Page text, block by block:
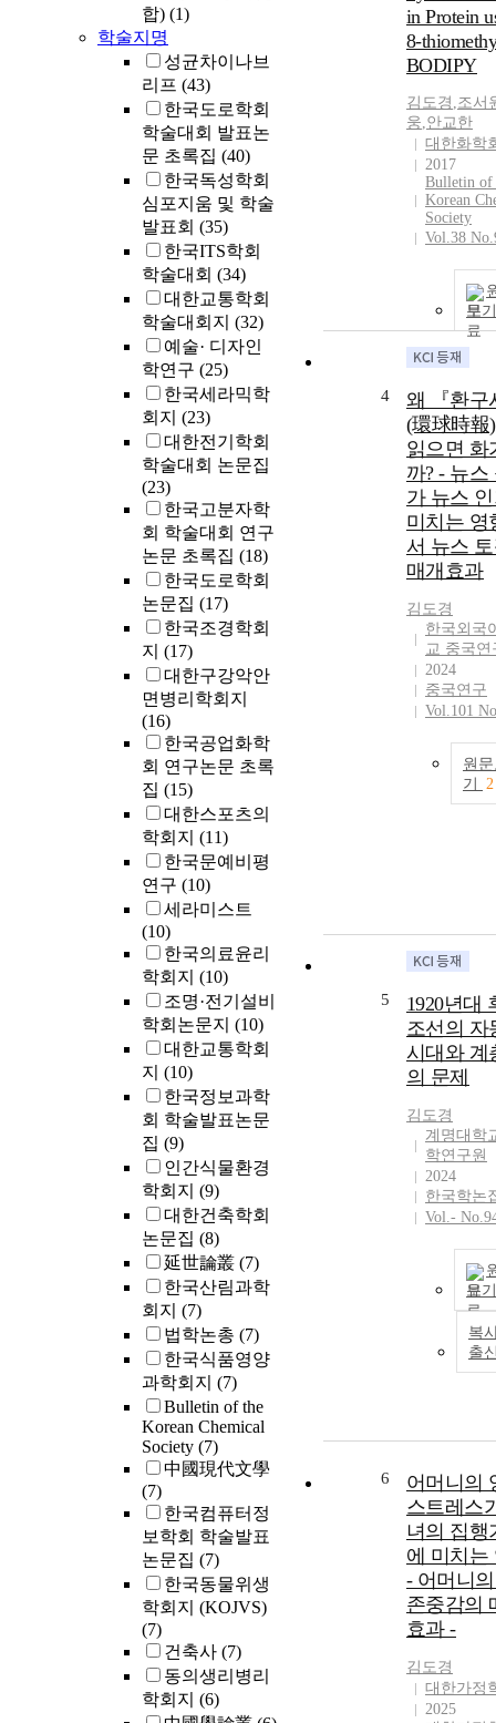
합) (1)
학술지명
성균차이나브
리프 (43)
한국도로학회
학술대회 발표논
문 초록집 (40)
한국독성학회
심포지움 및 학술
발표회 (35)
한국ITS학회
학술대회 (34)
대한교통학회
학술대회지 (32)
예술· 디자인
학연구 (25)
한국세라믹학
회지 (23)
대한전기학회
학술대회 논문집
(23)
한국고분자학
회 학술대회 연구
논문 초록집 (18)
한국도로학회
논문집 (17)
한국조경학회
지 (17)
대한구강악안
면병리학회지
(16)
한국공업화학
회 연구논문 초록
집 (15)
대한스포츠의
학회지 (11)
한국문예비평
연구 (10)
세라미스트
(10)
한국의료윤리
학회지 (10)
조명·전기설비
학회논문지 (10)
대한교통학회
지 (10)
한국정보과학
회 학술발표논문
집 (9)
인간식물환경
학회지 (9)
대한건축학회
논문집 (8)
延世論叢 (7)
한국산림과학
회지 (7)
법학논총 (7)
한국식품영양
과학회지 (7)
Bulletin of the
Korean Chemical
Society (7)
中國現代文學
(7)
한국컴퓨터정
보학회 학술발표
논문집 (7)
한국동물위생
학회지 (KOJVS)
(7)
건축사 (7)
동의생리병리
학회지 (6)
in Protein
8-
BODIPY
김도경 ,조서
웅,안교한
대한화학
2017
Bulletin of
Korean
Society
Vol.38
보기
4
왜 『환구
(環球時報
읽으면 화
까? - 뉴스
가 뉴스
미치는 영
서 뉴스
매개효과
김도경
한국외국
교 중국연
2024
중국연구
Vol.101
원
기
2
5
1920년대
조선의 자
시대와 계
의 문제
김도경
계명대학
학연구원
2024
한국학논
Vol.-
보기
복
출
6
어머니의
스트레스
녀의 집행
에 미치는
- 어머니
존중감의
효과 -
김도경
대한가정
2025